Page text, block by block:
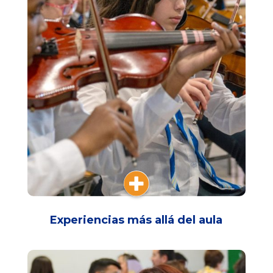

Experiencias más allá del aula